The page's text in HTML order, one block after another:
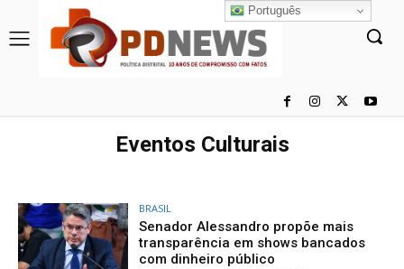
Eventos Culturais
BRASIL
Senador Alessandro propõe mais
transparência em shows bancados
com dinheiro público
Português